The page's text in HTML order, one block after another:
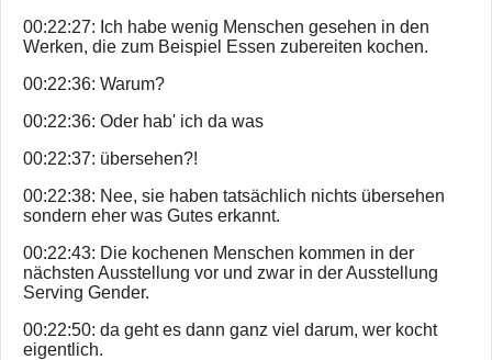
00:22:27: Ich habe wenig Menschen gesehen in den
Werken, die zum Beispiel Essen zubereiten kochen.
00:22:36: Warum?
00:22:36: Oder hab' ich da was
00:22:37: übersehen?!
00:22:38: Nee, sie haben tatsächlich nichts übersehen
sondern eher was Gutes erkannt.
00:22:43: Die kochenen Menschen kommen in der
nächsten Ausstellung vor und zwar in der Ausstellung
Serving Gender.
00:22:50: da geht es dann ganz viel darum, wer kocht
eigentlich.